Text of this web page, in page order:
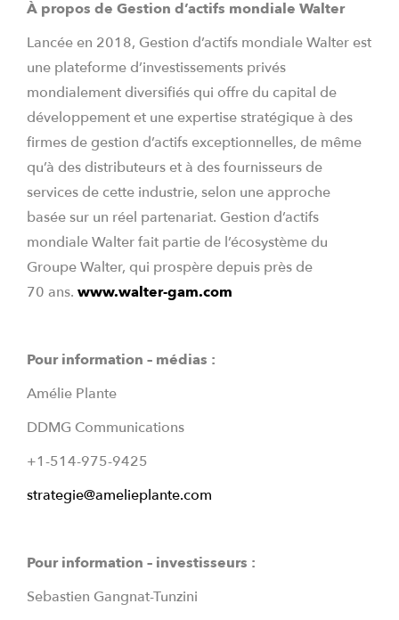
À propos de Gestion d’actifs mondiale Walter
Lancée en 2018, Gestion d’actifs mondiale Walter est
une plateforme d’investissements privés
mondialement diversifiés qui offre du capital de
développement et une expertise stratégique à des
firmes de gestion d’actifs exceptionnelles, de même
qu’à des distributeurs et à des fournisseurs de
services de cette industrie, selon une approche
basée sur un réel partenariat. Gestion d’actifs
mondiale Walter fait partie de l’écosystème du
Groupe Walter, qui prospère depuis près de
70 ans. www.walter-gam.com
Pour information – médias :
Amélie Plante
DDMG Communications
+1-514-975-9425
strategie@amelieplante.com
Pour information – investisseurs :
Sebastien Gangnat-Tunzini